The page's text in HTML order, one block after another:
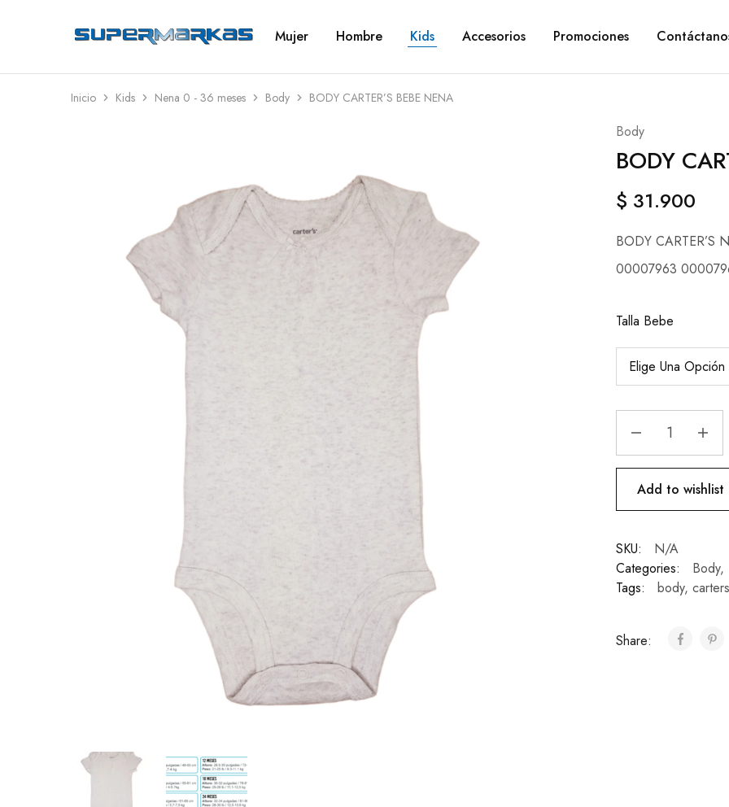
SuperMarkas
Ropa
Envío
gratis*
Mujer Hombre Kids Accesorios Promociones
Inicio Kids Nena 0 - 36 meses Body BODY CARTER’S BEBE NENA
Body
BODY
$ 31.900
BODY CARTER’S
00007963
Talla Bebe
Add to wishlist
SKU:
N/A
Categories:
Body,
Tags:
body, carters
Share: